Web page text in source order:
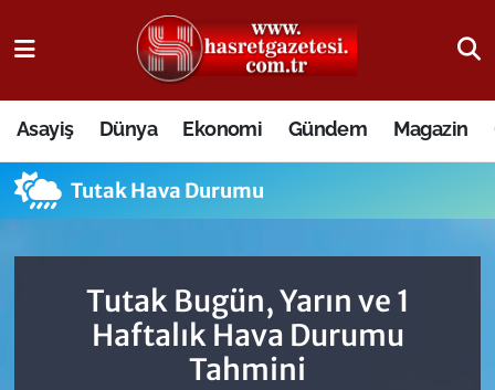
Asayiş Dünya Ekonomi Gündem Magazin
Tutak Hava Durumu
Tutak Bugün, Yarın ve 1
Haftalık Hava Durumu
Tahmini
Osmaniye Nöbetçi Eczaneler
Osmaniye Hava Durumu
Osmaniye Trafik Yoğunluk Haritası
Süper Lig Puan Durumu ve Fikstür
Tüm Manşetler
Son Dakika Haberleri